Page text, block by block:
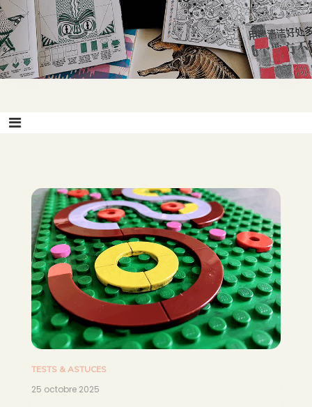
TESTS & ASTUCES
25 octobre 2025